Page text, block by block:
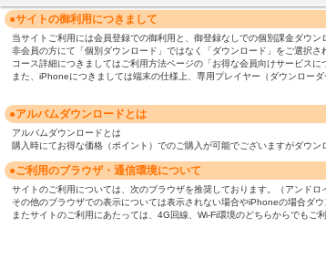
●サイトの御利用につきまして
当サイトご利用には会員登録での御利用と、御登録なしでの個別課金ダウン
非会員の方にて「個別ダウンロード」ではなく「ダウンロード」をご選択
コース詳細につきましてはご利用方法ページの「お得な会員向けサービスに
また、iPhoneにつきましては端末の仕様上、専用プレイヤー（ダウンロー
●アルバムダウンロードとは
アルバムダウンロードとは
購入時にてお得な価格（ポイント）でのご購入が可能でございますがダウ
●ご利用のブラウザ・通信環境について
サイトのご利用については、次のブラウザを推奨しております。（アンド
その他のブラウザでの表示については表示されない場合やiPhoneの場合ダ
またサイトのご利用にあたっては、4G回線、Wi-Fi環境のどちらからでもご